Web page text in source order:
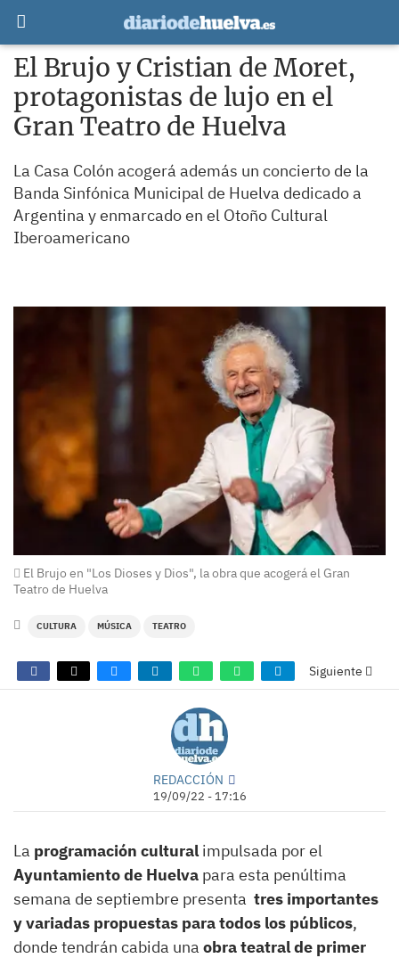
El Brujo y Cristian de Moret,
protagonistas de lujo en el
Gran Teatro de Huelva
La Casa Colón acogerá además un concierto de la
Banda Sinfónica Municipal de Huelva dedicado a
Argentina y enmarcado en el Otoño Cultural
Iberoamericano
El Brujo en "Los Dioses y Dios", la obra que acogerá el Gran
Teatro de Huelva
CULTURA MÚSICA TEATRO
Siguiente
REDACCIÓN
19/09/22 - 17:16
La programación cultural impulsada por el
Ayuntamiento de Huelva para esta penúltima
semana de septiembre presenta tres importantes
y variadas propuestas para todos los públicos,
donde tendrán cabida una obra teatral de primer